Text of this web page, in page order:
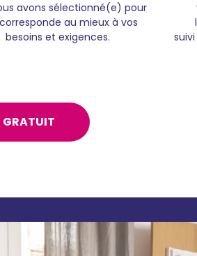
avons sélectionné(e) pour
corresponde au mieux à vos
besoins et exigences.
GRATUIT